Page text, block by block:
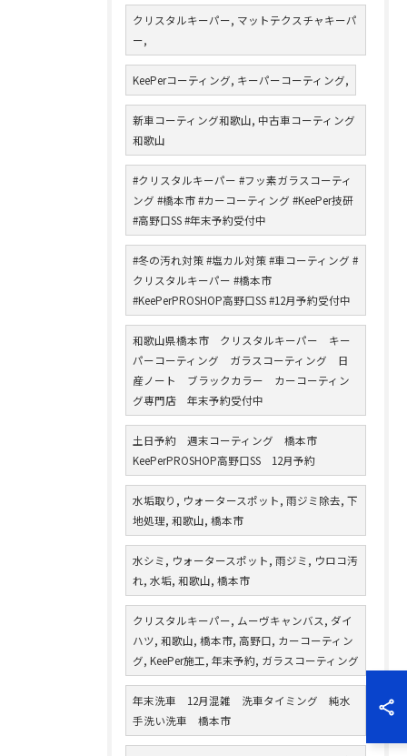
クリスタルキーパー, マットテクスチャキーパ
ー,
KeePerコーティング, キーパーコーティング,
新車コーティング和歌山, 中古車コーティング
和歌山
#クリスタルキーパー #フッ素ガラスコーティ
ング #橋本市 #カーコーティング #KeePer技研
#高野口SS #年末予約受付中
#冬の汚れ対策 #塩カル対策 #車コーティング #
クリスタルキーパー #橋本市
#KeePerPROSHOP高野口SS #12月予約受付中
和歌山県橋本市 クリスタルキーパー キー
パーコーティング ガラスコーティング 日
産ノート ブラックカラー カーコーティン
グ専門店 年末予約受付中
土日予約 週末コーティング 橋本市
KeePerPROSHOP高野口SS 12月予約
水垢取り, ウォータースポット, 雨ジミ除去, 下
地処理, 和歌山, 橋本市
水シミ, ウォータースポット, 雨ジミ, ウロコ汚
れ, 水垢, 和歌山, 橋本市
クリスタルキーパー, ムーヴキャンバス, ダイ
ハツ, 和歌山, 橋本市, 高野口, カーコーティン
グ, KeePer施工, 年末予約, ガラスコーティング
年末洗車 12月混雑 洗車タイミング 純水
手洗い洗車 橋本市